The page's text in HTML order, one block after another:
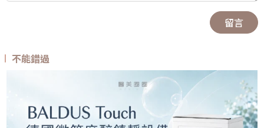
留言
不能錯過